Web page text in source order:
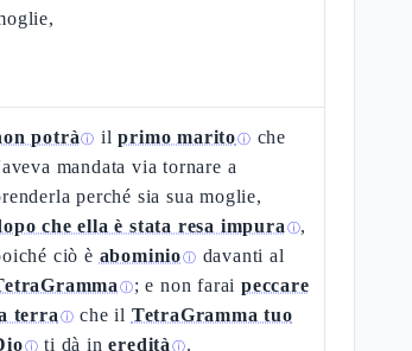
potrà ⓘ ilprimo maritoⓘ che
mandata via tornare a
perché sia sua moglie,
che ella è stata resa impura ⓘ,
ciò è abominioⓘ davanti al
ⓘ; e non faraipeccare
terra ⓘ che il TetraGramma tuo
ⓘ ti dà ineredità ⓘ.